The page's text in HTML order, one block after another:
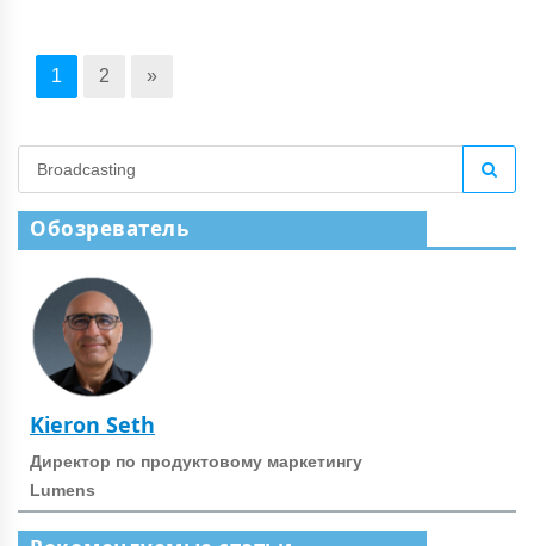
1 2 »
Обозреватель
Kieron Seth
Директор по продуктовому маркетингу
Lumens